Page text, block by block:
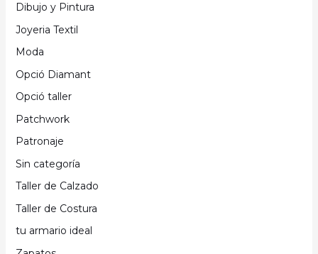
Dibujo y Pintura
Joyeria Textil
Moda
Opció Diamant
Opció taller
Patchwork
Patronaje
Sin categoría
Taller de Calzado
Taller de Costura
tu armario ideal